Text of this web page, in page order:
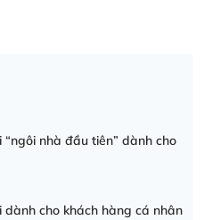
nhà đầu tiên” dành cho
cho khách hàng cá nhân